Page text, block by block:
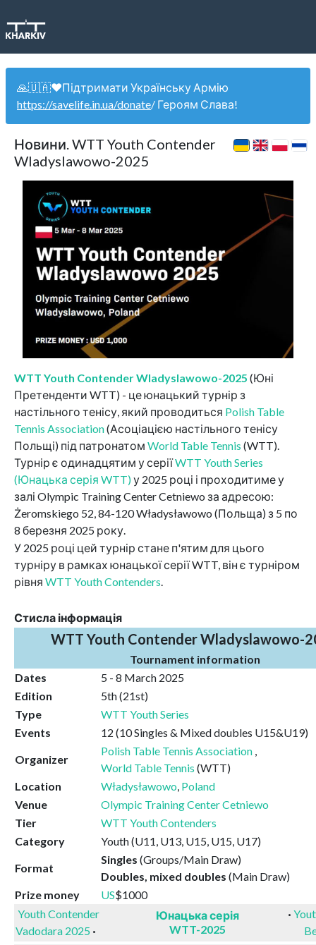
🙏🇺🇦❤️Підтримати Українську Армію
https://savelife.in.ua/donate/ Героям Слава!
Новини. WTT Youth Contender
Wladyslawowo-2025
WTT Youth Contender Wladyslawowo-2025 (Юні
Претенденти WTT) - це юнацький турнір з
настільного тенісу, який проводиться Polish Table
Tennis Association(Асоціацією настільного тенісу
Польщі) під патронатом World Table Tennis (WTT).
Турнір є одинадцятим у серіїWTT Youth Series
(Юнацька серія WTT)у 2025 році і проходитиме у
залі Olympic Training Center Cetniewo за адресою:
Żeromskiego 52, 84-120 Władysławowo (Польща) з 5 по
8 березня 2025 року.
У 2025 році цей турнір стане п'ятим для цього
турніру в рамках юнацької серії WTT, він є турніром
рівня WTT Youth Contenders.
Стисла інформація
WTT Youth Contender Wladyslawowo-
Tournament information
Dates
5 - 8 March 2025
Edition
5th (21st)
Type
WTT Youth Series
Events
12 (10 Singles & Mixed doubles U15&U19)
Organizer
Polish Table Tennis Association ,
World Table Tennis (WTT)
Location
Władysławowo, Poland
Venue
Olympic Training Center Cetniewo
Tier
WTT Youth Contenders
Category
Youth (U11, U13, U15, U15, U17)
Format
Singles (Groups/Main Draw)
Doubles, mixed doubles (Main Draw)
Prize money
US$1000
Youth Contender
Vadodara 2025 ·
Юнацька серія
WTT-2025
·